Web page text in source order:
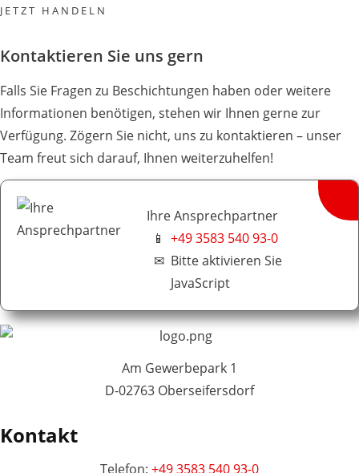
JETZT HANDELN
Kontaktieren Sie uns gern
Falls Sie Fragen zu Beschichtungen haben oder weitere
Informationen benötigen, stehen wir Ihnen gerne zur
Verfügung. Zögern Sie nicht, uns zu kontaktieren – unser
Team freut sich darauf, Ihnen weiterzuhelfen!
Ihre Ansprechpartner
📱
+49 3583 540 93-0
✉ Bitte aktivieren Sie
JavaScript
Am Gewerbepark 1
D-02763 Oberseifersdorf
Kontakt
Telefon: +49 3583 540 93-0